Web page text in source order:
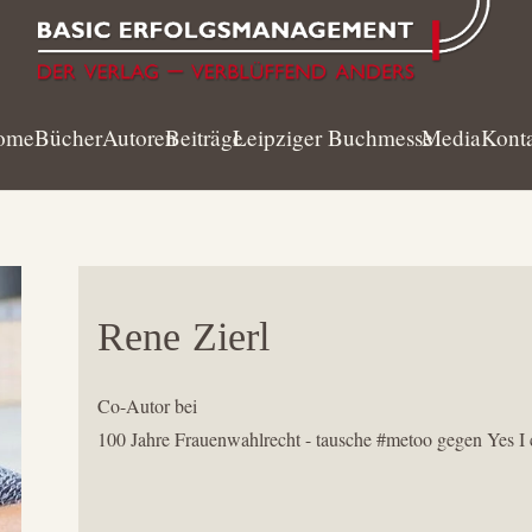
BücherAutorenBeiträgeLeipziger BuchmesseMedia
Rene Zierl
Co-Autor bei
100 Jahre Frauenwahlrecht - tausche #metoo gegen Yes I